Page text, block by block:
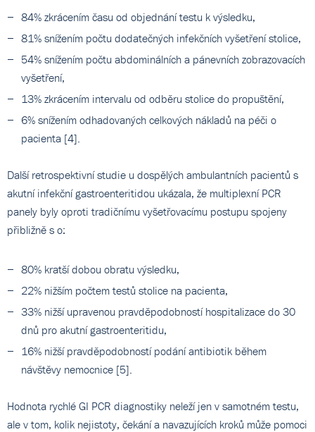
84% zkrácením času od objednání testu k výsledku,
81% snížením počtu dodatečných infekčních vyšetření stolice,
54% snížením počtu abdominálních a pánevních zobrazovacích
vyšetření,
13% zkrácením intervalu od odběru stolice do propuštění,
6% snížením odhadovaných celkových nákladů na péči o
pacienta [4].
Další retrospektivní studie u dospělých ambulantních pacientů s
akutní infekční gastroenteritidou ukázala, že multiplexní PCR
panely byly oproti tradičnímu vyšetřovacímu postupu spojeny
přibližně s o:
80% kratší dobou obratu výsledku,
22% nižším počtem testů stolice na pacienta,
33% nižší upravenou pravděpodobností hospitalizace do 30
dnů pro akutní gastroenteritidu,
16% nižší pravděpodobností podání antibiotik během
návštěvy nemocnice [5].
Hodnota rychlé GI PCR diagnostiky neleží jen v samotném testu,
ale v tom, kolik nejistoty, čekání a navazujících kroků může pomoci